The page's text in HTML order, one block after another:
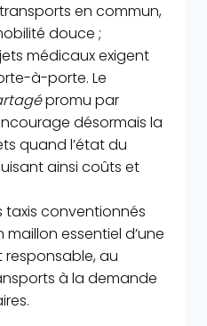
en commun,
douce ;
médicaux exigent
à-porte. Le
promu par
désormais la
quand l’état du
ainsi coûts et
taxis conventionnés
essentiel d’une
au
à la demande